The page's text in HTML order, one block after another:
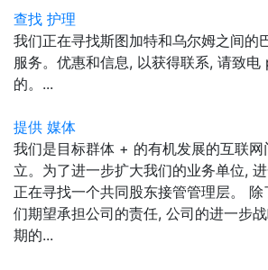
查找 护理
我们正在寻找斯图加特和乌尔姆之间的
服务。优惠和信息, 以获得联系, 请致电
的。...
提供 媒体
我们是目标群体 + 的有机发展的互联网
立。为了进一步扩大我们的业务单位,
正在寻找一个共同股东接管管理层。
们期望承担公司的责任, 公司的进一步
期的...